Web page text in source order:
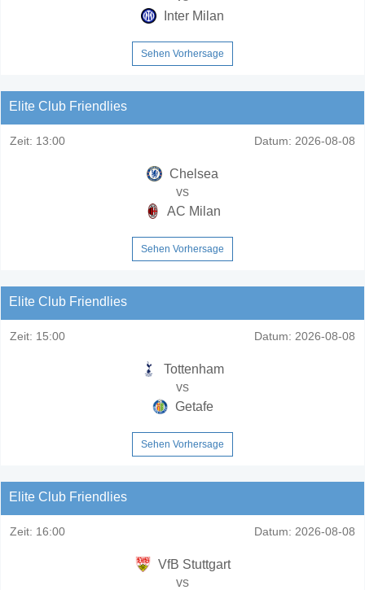
Inter Milan
Sehen Vorhersage
Elite Club Friendlies
Zeit: 13:00 Datum: 2026-08-08
Chelsea
vs
AC Milan
Sehen Vorhersage
Elite Club Friendlies
Zeit: 15:00 Datum: 2026-08-08
Tottenham
vs
Getafe
Sehen Vorhersage
Elite Club Friendlies
Zeit: 16:00 Datum: 2026-08-08
VfB Stuttgart
vs